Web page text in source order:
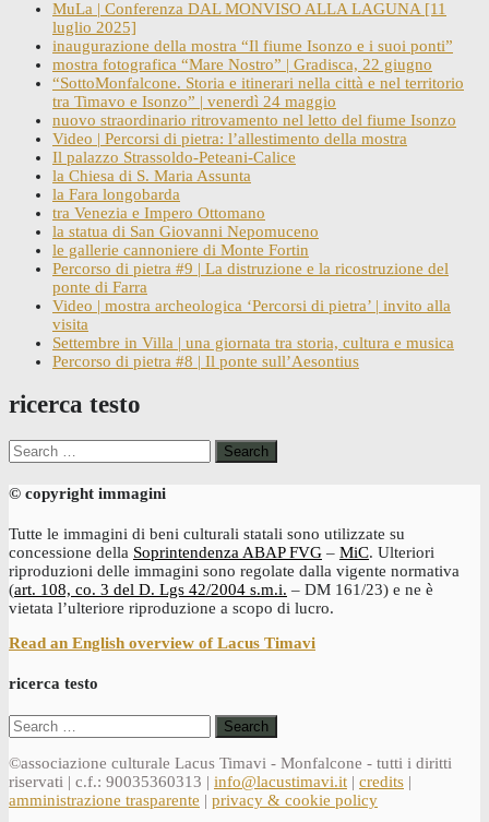
MuLa | Conferenza DAL MONVISO ALLA LAGUNA [11
luglio 2025]
inaugurazione della mostra “Il fiume Isonzo e i suoi ponti”
mostra fotografica “Mare Nostro” | Gradisca, 22 giugno
“SottoMonfalcone. Storia e itinerari nella città e nel territorio
tra Timavo e Isonzo” | venerdì 24 maggio
nuovo straordinario ritrovamento nel letto del fiume Isonzo
Video | Percorsi di pietra: l’allestimento della mostra
Il palazzo Strassoldo-Peteani-Calice
la Chiesa di S. Maria Assunta
la Fara longobarda
tra Venezia e Impero Ottomano
la statua di San Giovanni Nepomuceno
le gallerie cannoniere di Monte Fortin
Percorso di pietra #9 | La distruzione e la ricostruzione del
ponte di Farra
Video | mostra archeologica ‘Percorsi di pietra’ | invito alla
visita
Settembre in Villa | una giornata tra storia, cultura e musica
Percorso di pietra #8 | Il ponte sull’Aesontius
ricerca testo
Search
for:
© copyright immagini
Tutte le immagini di beni culturali statali sono utilizzate su
concessione della Soprintendenza ABAP FVG – MiC. Ulteriori
riproduzioni delle immagini sono regolate dalla vigente normativa
(art. 108, co. 3 del D. Lgs 42/2004 s.m.i. – DM 161/23) e ne è
vietata l’ulteriore riproduzione a scopo di lucro.
Read an English overview of Lacus Timavi
ricerca testo
Search
for:
©associazione culturale Lacus Timavi - Monfalcone - tutti i diritti
riservati | c.f.: 90035360313 | info@lacustimavi.it | credits |
amministrazione trasparente | privacy & cookie policy